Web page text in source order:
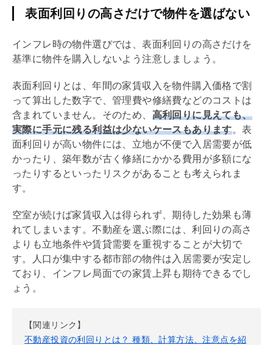
表面利回りの高さだけで物件を選ばない
インフレ時の物件選びでは、表面利回りの高さだけを
基準に物件を購入しないよう注意しましょう。
表面利回り とは、年間の家賃収入を物件購入価格で割
って算出した数字で、 管理費や修繕費などのコストは
含まれていません。そのため、 高利回りに見えても、
実際に手元に残る利益は少ないケースもあります。表
面利回り が高い物件には、立地が不便で入居需要が低
かったり、 築年数が古く修繕にかかる費用が多額にな
ったりするといったリスクがあることも考えられま
す。
空室が続けば家賃収入は得られず、期待した効果も薄
れてしまいます。不動産を選ぶ際には、利回りの高さ
よりも立地条件や賃貸需要を重視することが大切で
す。人口が集中する都市部の物件は入居需要が安定し
ており、インフレ局面での家賃上昇も期待できるでし
ょう。
【関連リンク】
不動産投資の利回りとは？ 種類、計算方法、注意点を紹